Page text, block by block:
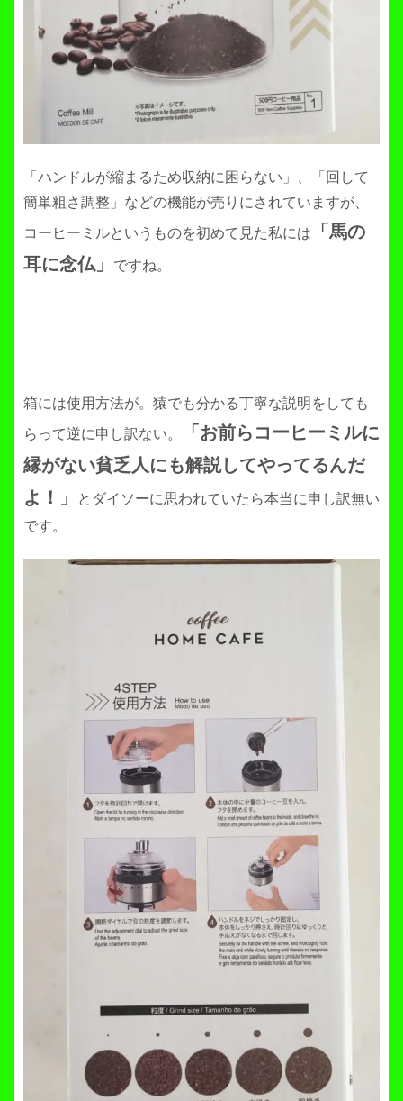
「ハンドルが縮まるため収納に困らない」、「回して
簡単粗さ調整」などの機能が売りにされていますが、
コーヒーミルというものを初めて見た私には
「馬の
耳に念仏」
ですね。
箱には使用方法が。猿でも分かる丁寧な説明をしても
らって逆に申し訳ない。
「お前らコーヒーミルに
縁がない貧乏人にも解説してやってるんだ
よ！」
とダイソーに思われていたら本当に申し訳無い
です。